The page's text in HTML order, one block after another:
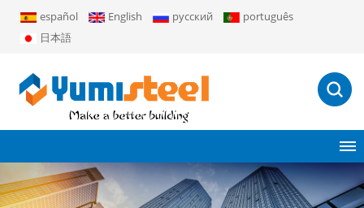
español English русский
português
日本語